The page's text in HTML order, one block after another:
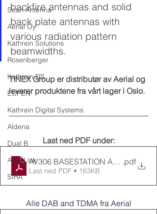
Scan Antenna
Aerial Oy
Kathrein Solutions
Rosenberger
Kathrein DS
EUPEN
Kathrein Digital Systems
Aldena
Dual B
AccuLink
SIRA
backfire antennas and solid
back plate antennas with
various radiation pattern
beamwidths.
TINEX Group er distributør av Aerial og
leverer produktene fra vårt lager i Oslo.
Last ned PDF under:
AV306 BASESTATION ANTENNA
.pdf
Last ned PDF • 163KB
Alle DAB and TDMA fra Aerial